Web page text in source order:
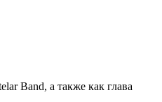
Band, а также как глава